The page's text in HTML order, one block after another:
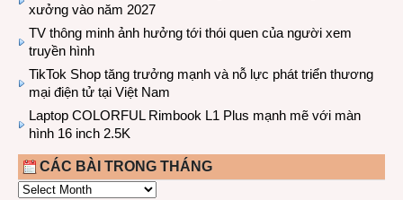
xưởng vào năm 2027
TV thông minh ảnh hưởng tới thói quen của người xem
truyền hình
TikTok Shop tăng trưởng mạnh và nỗ lực phát triển thương
mại điện tử tại Việt Nam
Laptop COLORFUL Rimbook L1 Plus mạnh mẽ với màn
hình 16 inch 2.5K
CÁC BÀI TRONG THÁNG
CÁC